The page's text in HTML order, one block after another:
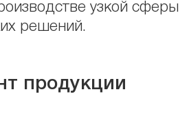
узкой сферы
решений.
продукции